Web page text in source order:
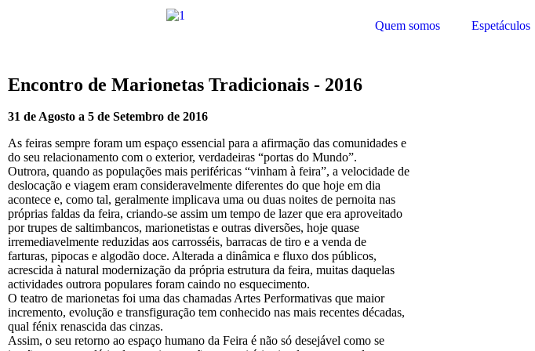
Quem somos Espetáculos
Encontro de Marionetas Tradicionais - 2016
31 de Agosto a 5 de Setembro de 2016
As feiras sempre foram um espaço essencial para a afirmação das comunidades e
do seu relacionamento com o exterior, verdadeiras “portas do Mundo”.
Outrora, quando as populações mais periféricas “vinham à feira”, a velocidade de
deslocação e viagem eram consideravelmente diferentes do que hoje em dia
acontece e, como tal, geralmente implicava uma ou duas noites de pernoita nas
próprias faldas da feira, criando-se assim um tempo de lazer que era aproveitado
por trupes de saltimbancos, marionetistas e outras diversões, hoje quase
irremediavelmente reduzidas aos carrosséis, barracas de tiro e a venda de
farturas, pipocas e algodão doce. Alterada a dinâmica e fluxo dos públicos,
acrescida à natural modernização da própria estrutura da feira, muitas daquelas
actividades outrora populares foram caindo no esquecimento.
O teatro de marionetas foi uma das chamadas Artes Performativas que maior
incremento, evolução e transfiguração tem conhecido nas mais recentes décadas,
qual fénix renascida das cinzas.
Assim, o seu retorno ao espaço humano da Feira é não só desejável como se